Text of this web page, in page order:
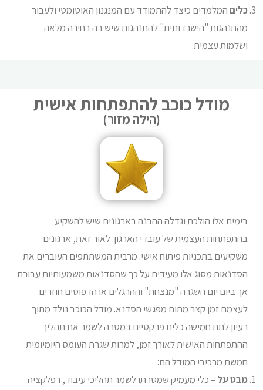
כליםהמלמדים כיצד להתמודד עם המנגנון האוטומטי ולעבור
מהתנהגות "הישרדותית" להתנהגות שיש בה בחירה מלאה
ושלמות עצמית.
מודל כוכב להתפתחות אישית
(הילה מזור)
בימים אלו הולכת וגדלה ההבנה בארגונים שיש להשקיע
בהתפתחות העצמית של עובדי הארגון. לאור זאת, ארגונים
משקיעים בתכניות פיתוח אישי. מרבית המשתתפים העוברים את
הסדנאות מסוג אלו מעידים על כך שהסדנאות משמעותיות עבורם
אך ביום יום השגרה "מנצחת" וההרגלים או הדפוסים חוזרים
לעצמם זמן קצר מתום מפגשי הסדנא. מודל הכוכב נולד מתוך
רעיון לתת חמישה כלים פרקטיים במטרה לשמר את תהליך
ההתפתחות האישית לאורך זמן, למרות שגרת העומס היומיומית.
חמשת מרכיבי המודל הם:
מבט על– כלי מעמיק שמטרתו לשמר תהליכי עיבוד, רפלקציה